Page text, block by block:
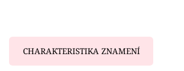
Sledujte nás
CHARAKTERISTIKA ZNAMENÍ